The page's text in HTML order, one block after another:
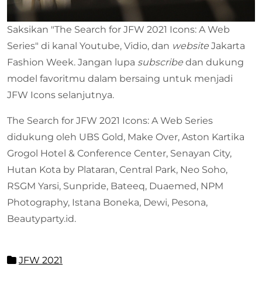
Saksikan "The Search for JFW 2021 Icons: A Web
Series" di kanal Youtube, Vidio, dan website Jakarta
Fashion Week. Jangan lupa subscribe dan dukung
model favoritmu dalam bersaing untuk menjadi
JFW Icons selanjutnya.
The Search for JFW 2021 Icons: A Web Series
didukung oleh UBS Gold, Make Over, Aston Kartika
Grogol Hotel & Conference Center, Senayan City,
Hutan Kota by Plataran, Central Park, Neo Soho,
RSGM Yarsi, Sunpride, Bateeq, Duaemed, NPM
Photography, Istana Boneka, Dewi, Pesona,
Beautyparty.id.
JFW 2021